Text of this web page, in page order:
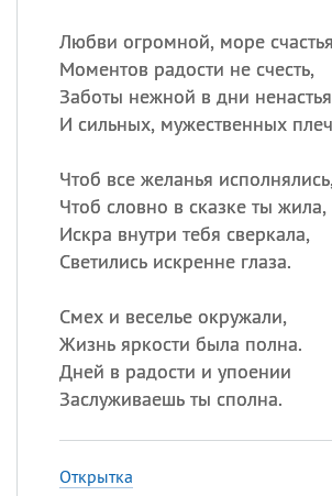
Любви огромной, море
Моментов радости не счесть,
Заботы нежной в дни ненастья
И сильных, мужественных
Чтоб все желанья
Чтоб словно в сказке ты жила,
Искра внутри тебя сверкала,
Светились искренне глаза.
Смех и веселье окружали,
Жизнь яркости была полна.
Дней в радости и упоении
Заслуживаешь ты сполна.
Открытка